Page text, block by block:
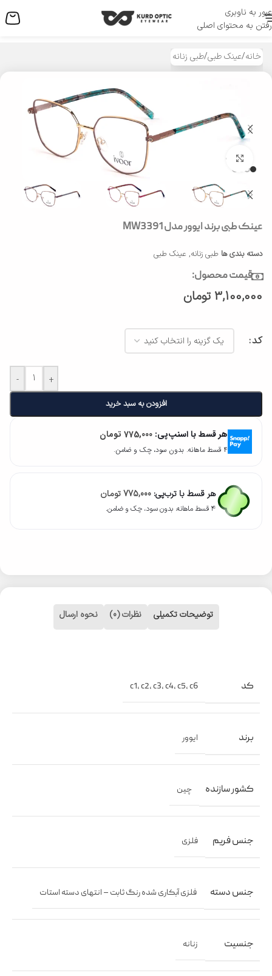
عبور به ناوبری
رفتن به محتوای اصلی
منو
خانه/عینک طبی/طبی زنانه
بزرگنمایی تصویر
عینک طبی برند ایوور مدل MW3391
دسته بندی ها طبی زنانه, عینک طبی
قیمت محصول:
3,100,000 تومان
کد
- +
افزودن به سبد خرید
هر قسط با اسنپ‌پی: 775,000 تومان
۴ قسط ماهانه. بدون سود، چک و ضامن.
هر قسط با ترب‌پی: 775,000تومان
۴ قسط ماهانه. بدون سود، چک و ضامن.
توضیحات تکمیلی نظرات (0) نحوه ارسال
کد c1,c2,c3,c4,c5,c6
برند ایوور
کشور سازنده چین
جنس فریم فلزی
جنس دسته فلزی آبکاری شده رنگ ثابت – انتهای دسته استات
جنسیت زنانه